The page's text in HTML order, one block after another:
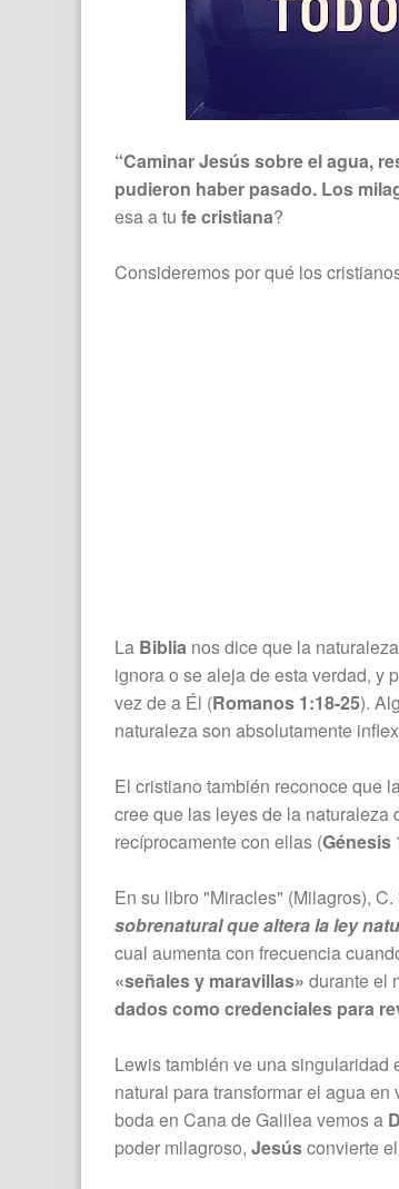
“Caminar Jesús sobre el agua,
pudieron haber pasado. Los
esa a tu fe cristiana?
Consideremos por qué los
La Biblia nos dice que la
ignora o se aleja de esta verdad, y
vez de a Él (Romanos 1:18-25).
naturaleza son absolutamente
El cristiano también reconoce que
cree que las leyes de la naturaleza
recíprocamente con ellas (Génesis
En su libro "Miracles" (Milagros),
sobrenatural que altera la ley
cual aumenta con frecuencia
«señales y maravillas» durante el
dados como credenciales para
Lewis también ve una singularidad
natural para transformar el agua
boda en Cana de Galilea vemos a
poder milagroso, Jesúsconvierte